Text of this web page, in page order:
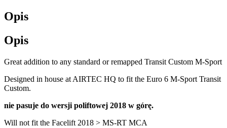
Opis
Opis
Great addition to any standard or remapped Transit Custom M-Sport
Designed in house at AIRTEC HQ to fit the Euro 6 M-Sport Transit
Custom.
nie pasuje do wersji poliftowej 2018 w górę.
Will not fit the Facelift 2018 > MS-RT MCA